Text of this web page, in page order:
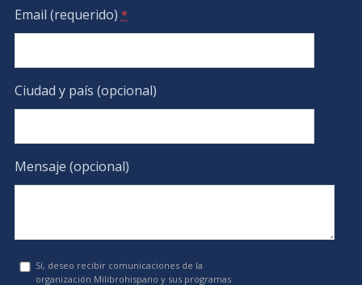
Email (requerido) *
Ciudad y país (opcional)
Mensaje (opcional)
Sí, deseo recibir comunicaciones de la
organización Milibrohispano y sus programas